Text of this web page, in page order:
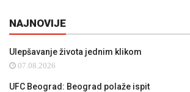
NAJNOVIJE
Ulepšavanje života jednim klikom
07.08.2026
UFC Beograd: Beograd polaže ispit